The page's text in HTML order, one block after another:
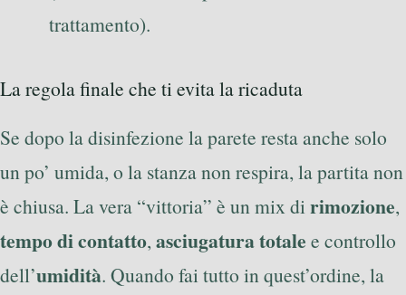
trattamento).
La regola finale che ti evita la ricaduta
Se dopo la disinfezione la parete resta anche solo
un po’ umida, o la stanza non respira, la partita non
è chiusa. La vera “vittoria” è un mix dirimozione,
tempo di contatto, asciugatura totale e controllo
dell’umidità. Quando fai tutto in quest’ordine, la